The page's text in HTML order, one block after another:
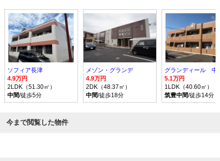
ソフィア長津
4.9万円
2LDK（51.30㎡）
中間/徒歩5分
メゾン・グランデ
4.9万円
2DK（48.37㎡）
中間/徒歩18分
グランディール 中
5.1万円
1LDK（40.60㎡）
筑豊中間/徒歩14分
今まで閲覧した物件